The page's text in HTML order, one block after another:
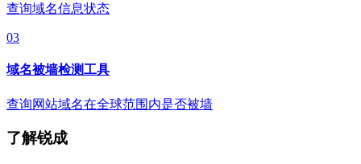
查询域名信息状态
03
域名被墙检测工具
查询网站域名在全球范围内是否被墙
了解锐成